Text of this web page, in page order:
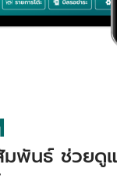
มพันธ์ ช่วย